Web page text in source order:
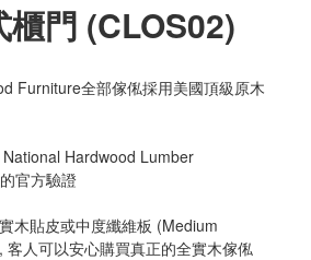
門 (CLOS02)
Furniture全部傢俬採用美國頂級原木
Hardwood Lumber
官方驗證
木貼皮或中度纖維板 (Medium
人可以安心購買真正的全實木傢俬